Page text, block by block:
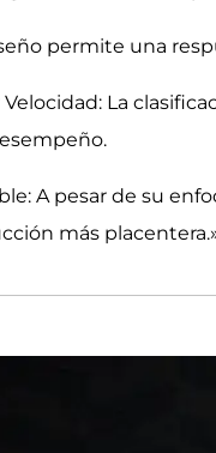
permite una
La
A pesar de su
más